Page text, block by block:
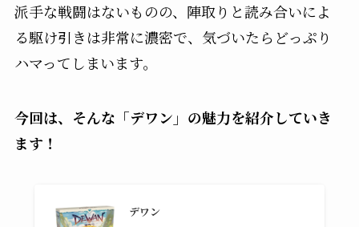
派手な戦闘はないものの、陣取りと読み合いによ
る駆け引きは非常に濃密で、気づいたらどっぷり
ハマってしまいます。
今回は、そんな「デワン」の魅力を紹介していき
ます！
デワン